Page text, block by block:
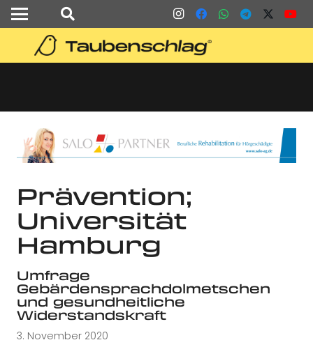
Prävention;
Universität
Hamburg
Umfrage
Gebärdensprachdolmetschen
und gesundheitliche
Widerstandskraft
3. November 2020